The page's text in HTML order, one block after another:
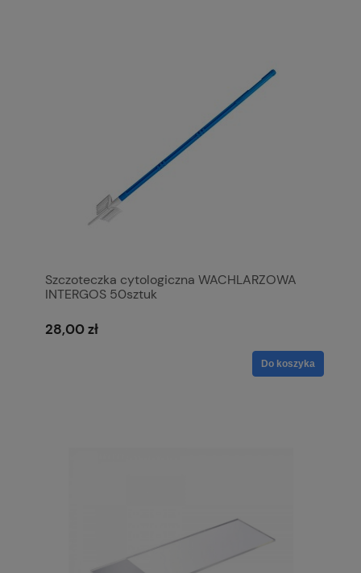
Szczoteczka cytologiczna WACHLARZOWA
INTERGOS 50sztuk
28,00 zł
Do koszyka